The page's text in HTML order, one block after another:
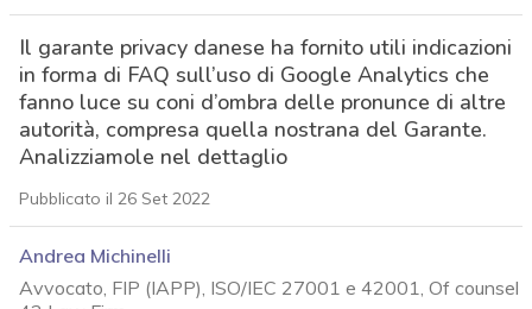
Il garante privacy danese ha fornito utili indicazioni
in forma di FAQ sull’uso di Google Analytics che
fanno luce su coni d’ombra delle pronunce di altre
autorità, compresa quella nostrana del Garante.
Analizziamole nel dettaglio
Pubblicato il 26 Set 2022
Andrea Michinelli
Avvocato, FIP (IAPP), ISO/IEC 27001 e 42001, Of counsel